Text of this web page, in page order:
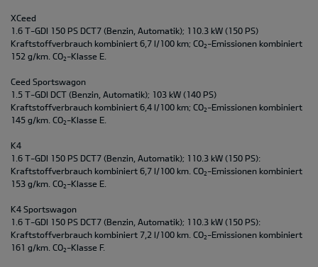
XCeed
1.6 T-GDI 150 PS DCT7 (Benzin, Automatik); 110.3 kW (150 PS)
Kraftstoffverbrauch kombiniert 6,7 l/100 km; CO2 -Emissionen kombiniert
152 g/km. CO2 -Klasse E.
Ceed Sportswagon
1.5 T-GDI DCT (Benzin, Automatik); 103 kW (140 PS)
Kraftstoffverbrauch kombiniert 6,4 l/100 km; CO2 -Emissionen kombiniert
145 g/km. CO2 -Klasse E.
K4
1.6 T-GDI 150 PS DCT7 (Benzin, Automatik); 110.3 kW (150 PS):
Kraftstoffverbrauch kombiniert 6,7 l/100 km. CO2 -Emissionen kombiniert
153 g/km. CO2 -Klasse E.
K4 Sportswagon
1.6 T-GDI 150 PS DCT7 (Benzin, Automatik); 110.3 kW (150 PS):
Kraftstoffverbrauch kombiniert 7,2 l/100 km. CO2 -Emissionen kombiniert
161 g/km. CO2 -Klasse F.